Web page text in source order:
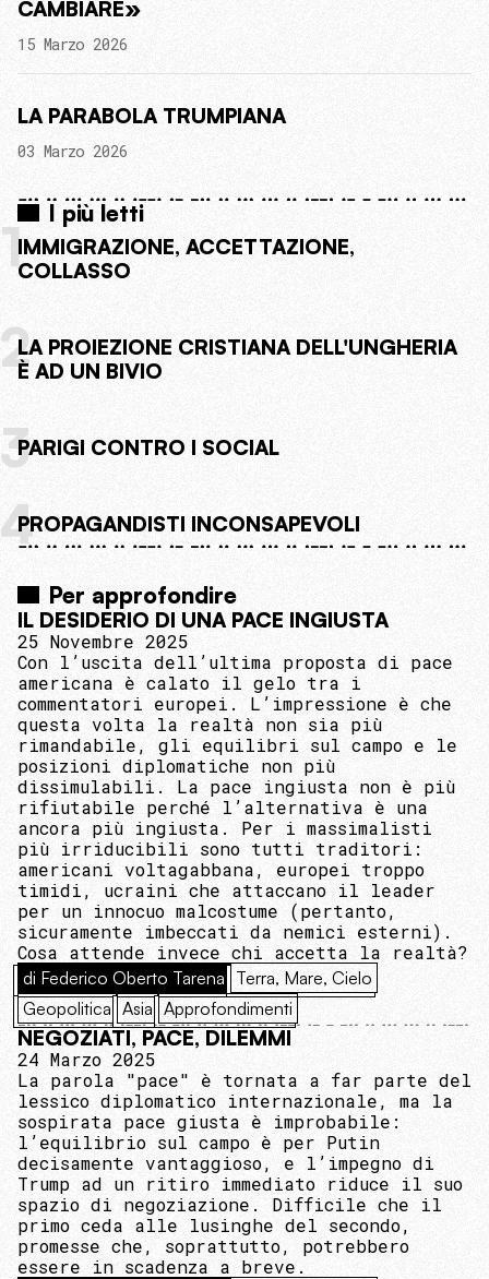
CAMBIARE»
15 Marzo 2026
LA PARABOLA TRUMPIANA
03 Marzo 2026
I più letti
1IMMIGRAZIONE, ACCETTAZIONE,
COLLASSO
2LA PROIEZIONE CRISTIANA DELL'UNGHERIA
È AD UN BIVIO
3PARIGI CONTRO I SOCIAL
4PROPAGANDISTI INCONSAPEVOLI
Per approfondire
IL DESIDERIO DI UNA PACE INGIUSTA
25 Novembre 2025
Con l’uscita dell’ultima proposta di pace
americana è calato il gelo tra i
commentatori europei. L’impressione è che
questa volta la realtà non sia più
rimandabile, gli equilibri sul campo e le
posizioni diplomatiche non più
dissimulabili. La pace ingiusta non è più
rifiutabile perché l’alternativa è una
ancora più ingiusta. Per i massimalisti
più irriducibili sono tutti traditori:
americani voltagabbana, europei troppo
timidi, ucraini che attaccano il leader
per un innocuo malcostume (pertanto,
sicuramente imbeccati da nemici esterni).
Cosa attende invece chi accetta la realtà?
di Federico Oberto Tarena Terra, Mare, Cielo
Geopolitica Asia Approfondimenti
NEGOZIATI, PACE, DILEMMI
24 Marzo 2025
La parola "pace" è tornata a far parte del
lessico diplomatico internazionale, ma la
sospirata pace giusta è improbabile:
l’equilibrio sul campo è per Putin
decisamente vantaggioso, e l’impegno di
Trump ad un ritiro immediato riduce il suo
spazio di negoziazione. Difficile che il
primo ceda alle lusinghe del secondo,
promesse che, soprattutto, potrebbero
essere in scadenza a breve.